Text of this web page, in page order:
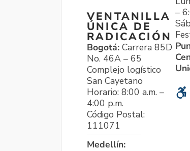
VENTANILLA
ÚNICA DE
RADICACIÓN
Bogotá: Carrera 85D
No. 46A – 65
Complejo logístico
San Cayetano
Horario: 8:00 a.m. –
4:00 p.m.
Código Postal:
111071
Medellín:
–